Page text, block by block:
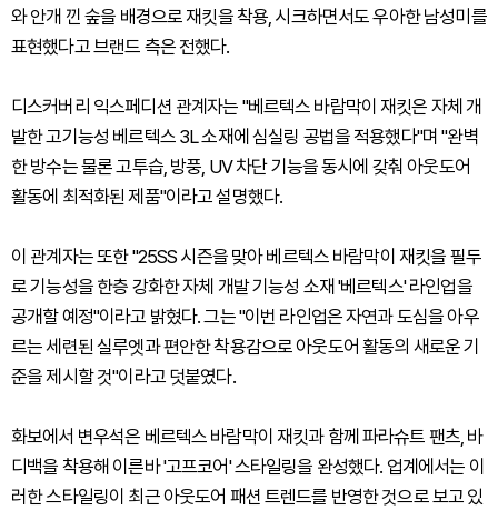
와 안개 낀 숲을 배경으로 재킷을 착용, 시크하면서도 우아한 남성미를
표현했다고 브랜드 측은 전했다.
디스커버리 익스페디션 관계자는 "베르텍스 바람막이 재킷은 자체 개
발한 고기능성 베르텍스 3L 소재에 심실링 공법을 적용했다"며 "완벽
한 방수는 물론 고투습, 방풍, UV 차단 기능을 동시에 갖춰 아웃도어
활동에 최적화된 제품"이라고 설명했다.
이 관계자는 또한 "25SS 시즌을 맞아 베르텍스 바람막이 재킷을 필두
로 기능성을 한층 강화한 자체 개발 기능성 소재 '베르텍스' 라인업을
공개할 예정"이라고 밝혔다. 그는 "이번 라인업은 자연과 도심을 아우
르는 세련된 실루엣과 편안한 착용감으로 아웃도어 활동의 새로운 기
준을 제시할 것"이라고 덧붙였다.
화보에서 변우석은 베르텍스 바람막이 재킷과 함께 파라슈트 팬츠, 바
디백을 착용해 이른바 '고프코어' 스타일링을 완성했다. 업계에서는 이
러한 스타일링이 최근 아웃도어 패션 트렌드를 반영한 것으로 보고 있